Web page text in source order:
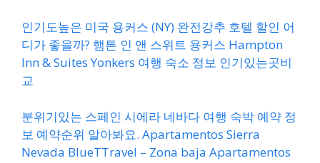
인기도높은 미국 용커스 (NY) 완전강추 호텔 할인 어
디가 좋을까? 햄튼 인 앤 스위트 용커스 Hampton
Inn & Suites Yonkers 여행 숙소 정보 인기있는곳비
교
분위기있는 스페인 시에라 네바다 여행 숙박 예약 정
보 예약순위 알아봐요. Apartamentos Sierra
Nevada BlueTTravel – Zona baja Apartamentos